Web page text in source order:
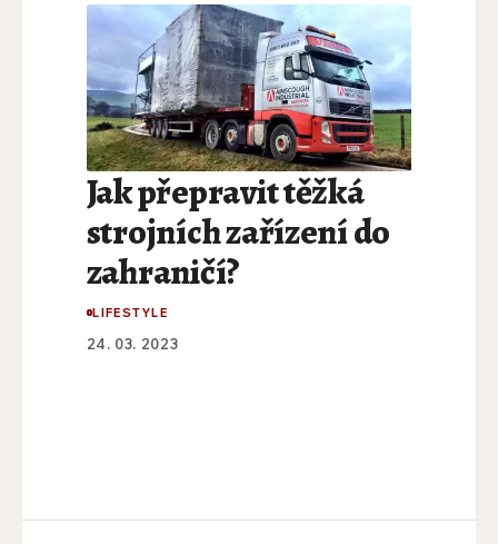
Jak přepravit těžká
strojních zařízení do
zahraničí?
LIFESTYLE
24. 03. 2023